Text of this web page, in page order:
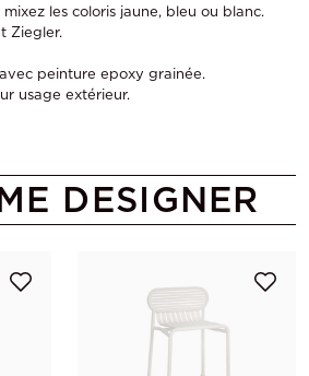
les coloris jaune, bleu ou blanc.
Ziegler.
peinture epoxy grainée.
usage extérieur.
DESIGNER